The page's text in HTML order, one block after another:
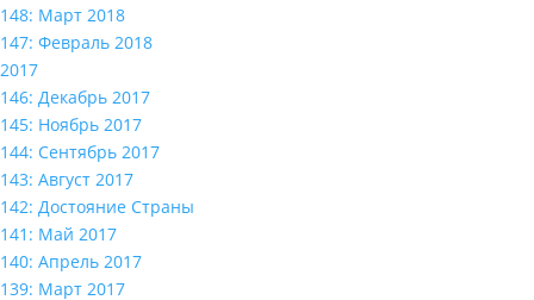
148: Март 2018
147: Февраль 2018
2017
146: Декабрь 2017
145: Ноябрь 2017
144: Сентябрь 2017
143: Август 2017
142: Достояние Страны
141: Май 2017
140: Апрель 2017
139: Март 2017